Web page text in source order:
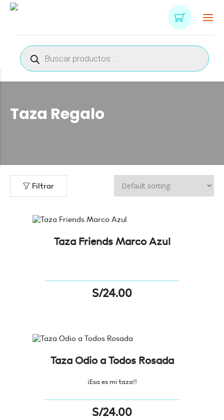
Búsqueda
de
productos
Taza Regalo
Filtrar
Taza Friends Marco Azul
S/24.00
Taza Odio a Todos Rosada
¡Esa es mi taza!!
S/24.00